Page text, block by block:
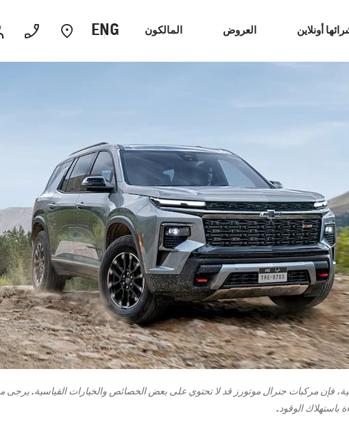
ENG أونلاين العروض المالكون
كابتيفا 2026
2025
إبتداء من 4,999 د.ك‏ إبتداء
فإن مركبات جنرال موتورز قد لا تحتوي على بعض الخصائص والخيارات القياسية.
باستهلاك الوقود.